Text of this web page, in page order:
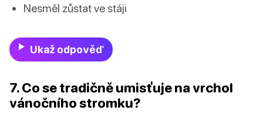
Nesměl zůstat ve stáji
Ukaž odpověď
7. Co se tradičně umisťuje na vrchol
vánočního stromku?